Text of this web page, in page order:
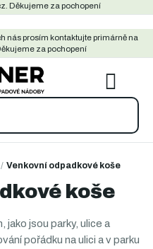
Děkujeme za pochopení
nás prosím kontaktujte primárně na
za pochopení
KOŠÍK
/ Venkovní odpadkové koše
koše
jsou parky, ulice a
pořádku na ulici a v parku